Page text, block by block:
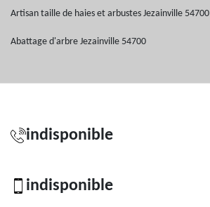
Artisan taille de haies et arbustes Jezainville 54700
Abattage d'arbre Jezainville 54700
indisponible
indisponible